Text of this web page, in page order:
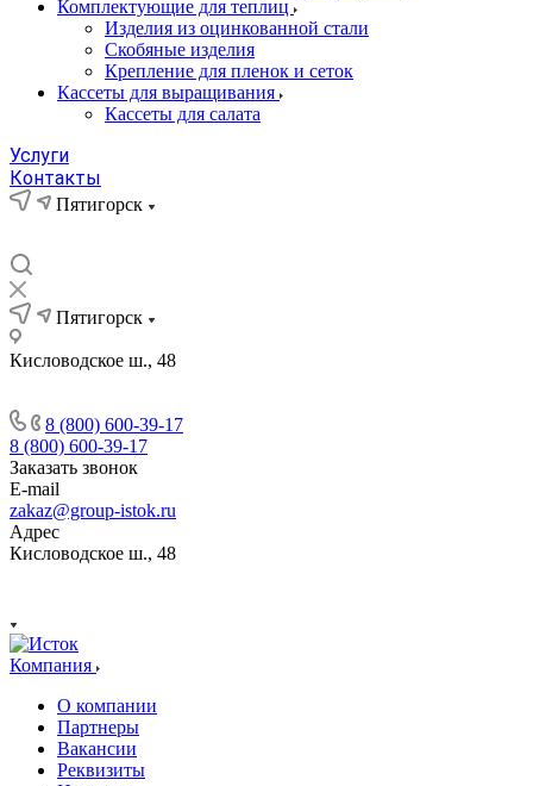
Комплектующие для теплиц
Изделия из оцинкованной стали
Скобяные изделия
Крепление для пленок и сеток
Кассеты для выращивания
Кассеты для салата
Услуги
Контакты
Пятигорск
Пятигорск
Кисловодское ш., 48
8 (800) 600-39-17
8 (800) 600-39-17
Заказать звонок
E-mail
zakaz@group-istok.ru
Адрес
Кисловодское ш., 48
Компания
О компании
Партнеры
Вакансии
Реквизиты